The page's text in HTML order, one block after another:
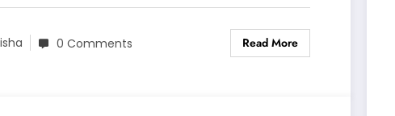
0 Comments Read More